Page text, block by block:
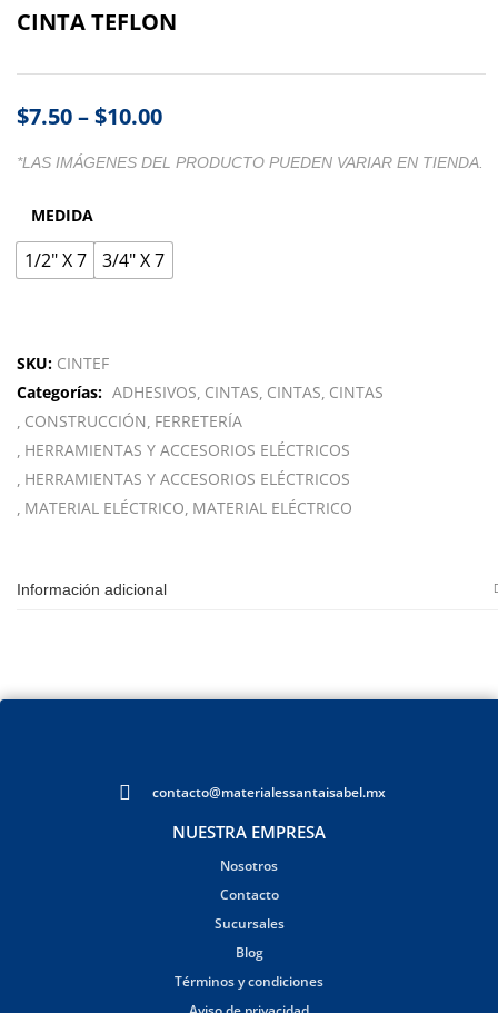
CINTA TEFLON
$7.50–$10.00
*LAS IMÁGENES DEL PRODUCTO PUEDEN VARIAR EN TIENDA.
MEDIDA
1/2" X 7 3/4" X 7
SKU: CINTEF
Categorías: ADHESIVOS CINTAS CINTAS CINTAS
CONSTRUCCIÓN FERRETERÍA
HERRAMIENTAS Y ACCESORIOS ELÉCTRICOS
HERRAMIENTAS Y ACCESORIOS ELÉCTRICOS
MATERIAL ELÉCTRICO MATERIAL ELÉCTRICO
Información adicional
contacto@materialessantaisabel.mx
NUESTRA EMPRESA
Nosotros
Contacto
Sucursales
Blog
Términos y condiciones